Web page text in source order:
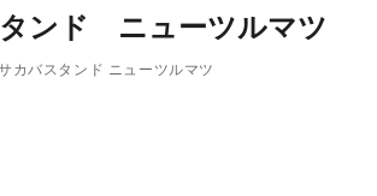
ンド ニューツルマツ
カバスタンド ニューツルマツ